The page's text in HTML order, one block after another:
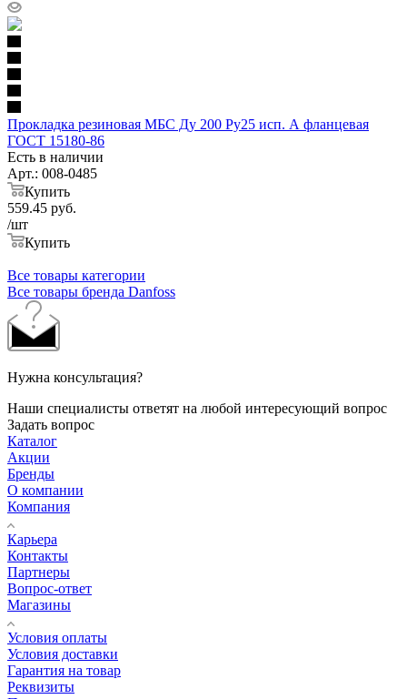
Прокладка резиновая МБС Ду 200 Ру25 исп. А фланцевая
ГОСТ 15180-86
Есть в наличии
Арт.: 008-0485
Купить
559.45 руб.
/шт
Купить
Все товары категории
Все товары бренда Danfoss
Нужна консультация?
Наши специалисты ответят на любой интересующий вопрос
Задать вопрос
Каталог
Акции
Бренды
О компании
Компания
Карьера
Контакты
Партнеры
Вопрос-ответ
Магазины
Условия оплаты
Условия доставки
Гарантия на товар
Реквизиты